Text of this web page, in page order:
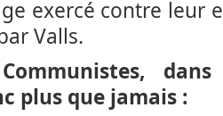
exercé contre leur
Valls.
plus que jamais :